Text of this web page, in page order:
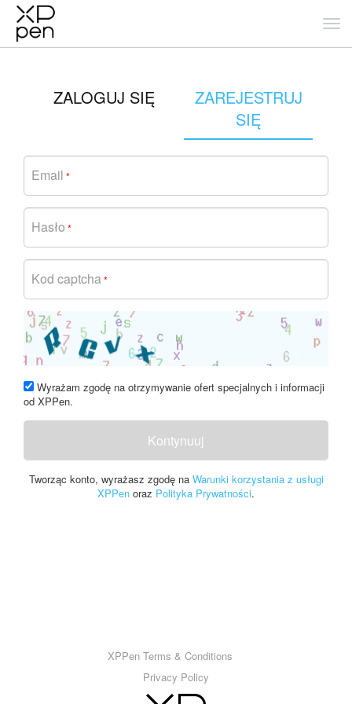
ZALOGUJ SIĘ
ZAREJESTRUJ
SIĘ
Email *
Hasło *
Kod captcha*
Wyrażam zgodę na otrzymywanie ofert specjalnych i informacji
od XPPen.
Kontynuuj
Tworząc konto, wyrażasz zgodę na Warunki korzystania z usługi
XPPen oraz Polityka Prywatności.
XPPen Terms & Conditions
Privacy Policy